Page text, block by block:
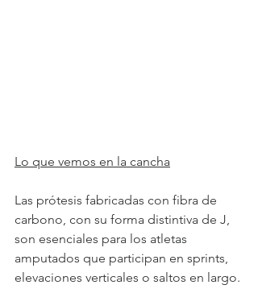
Lo que vemos en la cancha
Las prótesis fabricadas con fibra de
carbono, con su forma distintiva de J,
son esenciales para los atletas
amputados que participan en sprints,
elevaciones verticales o saltos en largo.